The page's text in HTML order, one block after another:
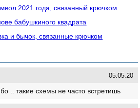
2021 года, связанный крючком
бабушкиного квадрата
и бычок, связанные крючком
05.05.20
.. такие схемы не часто встретишь